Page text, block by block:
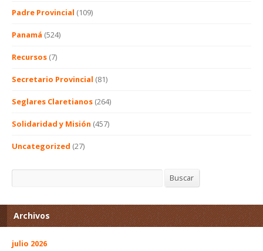
Padre Provincial (109)
Panamá (524)
Recursos (7)
Secretario Provincial (81)
Seglares Claretianos (264)
Solidaridad y Misión (457)
Uncategorized (27)
Buscar
Archivos
julio 2026